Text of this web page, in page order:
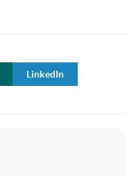
LinkedIn